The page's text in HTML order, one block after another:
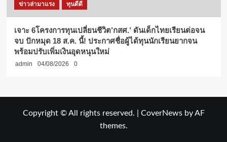
ข่าวล่ามาแรง ทุนดีดี
เจาะ 6โครงการทุนเปลี่ยนชีวิต’กสศ.’ ดันเด็กไทยเรียนต่อจน
จบ ปักหมุด 18 ส.ค. นี้! ประกาศชื่อผู้ได้ทุนนักเรียนยากจน
พร้อมปรับเพิ่มเงินอุดหนุนใหม่
admin 04/08/2026 0
Copyright © All rights reserved. CoverNewsby AF
themes.